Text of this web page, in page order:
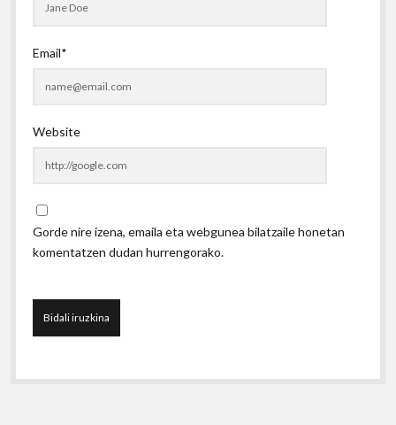
Email*
Website
Gorde nire izena, emaila eta webgunea bilatzaile honetan
komentatzen dudan hurrengorako.